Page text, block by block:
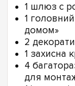
1 шлюз c
1
домом»
2
1 захисна
4
для